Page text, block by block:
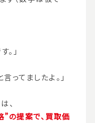
」
言ってましたよ。」
、
の提案で、買取価